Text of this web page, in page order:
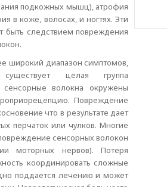
подкожных мышц), атрофия
в коже, волосах, и ногтях. Эти
быть следствием повреждения
широкий диапазон симптомов,
целая группа
волокна окружены
Повреждение
что в результате дает
перчаток или чулков. Многие
сенсорных волокон
моторных нервов). Потеря
координировать сложные
поддается лечению и может